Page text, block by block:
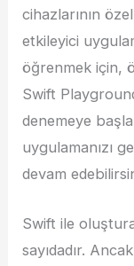
cihazlarının
etkileyici
öğrenmek için,
Swift
denemeye
uygulamanızı
devam
Swift ile
sayıdadır.